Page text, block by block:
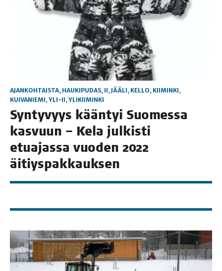
AJANKOHTAISTA, HAUKIPUDAS, II, JÄÄLI, KELLO, KIIMINKI,
KUIVANIEMI, YLI-II, YLIKIIMINKI
Syn­ty­vyys kään­tyi Suo­mes­sa
kas­vuun – Kela jul­kis­ti
etua­jas­sa vuo­den 2022
äitiyspakkauksen